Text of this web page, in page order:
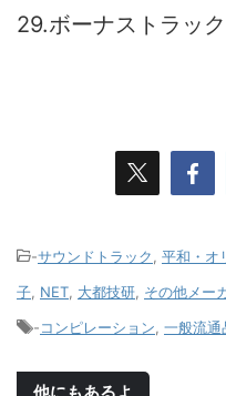
29.ボーナストラッ
-サウンドトラック 平和・オ
子 NET 大都技研 その他メー
-コンピレーション 一般流通
他にもあるよ